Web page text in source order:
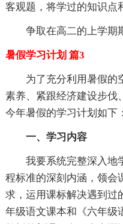
客观题，将学过的知识点
争取在高二的上学期
暑假学习计划 篇3
为了充分利用暑假的
素养、紧跟经济建设步伐
今年暑假的学习计划如下：
一、学习内容
我要系统完整深入地
程标准的深刻内涵，领会
求，运用课标解决遇到过
年级语文课本和《六年级